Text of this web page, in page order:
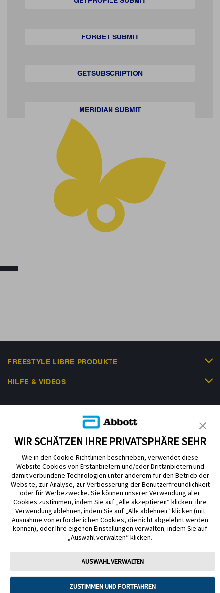
FORGET SUBMIT
GETSUBSCRIPTION
MERIDIAN SUBMIT
FREESTYLE LIBRE PRODUKTE
HILFE & VIDEOS
Impressum Nutzungsbedingungen
Datenschutzerklärung
Cookie Richtlinie
Barrierefreiheitserklärung
Mitteilung zur Datenverordnung
Cookie-Präferenzen
Copyright © 2026 Abbott. Alle Rechte vorbehalten. Libre, das
Designs sind das geistige Eigentum der Abbott Unternehmensgruppe in
ausgewählten Ländern.
Tandem Diabetes Care, Inc. Alle Rechte vorbehalten. Tandem Diabetes
WIR SCHÄTZEN IHRE PRIVATSPHÄRE SEHR
Wie in den Cookie-Richtlinien beschrieben, verwendet diese
Website Cookies von Erstanbietern und/oder Drittanbietern und
damit verbundene Technologien unter anderem für den Betrieb der
Website, zur Analyse, zur Verbesserung der Benutzerfreundlichkeit
oder für Werbezwecke. Sie können unserer Verwendung aller
Cookies zustimmen, indem Sie auf „Alle akzeptieren“ klicken, ihre
Verwendung ablehnen, indem Sie auf „Alle ablehnen“ klicken (mit
Ausnahme von erforderlichen Cookies, die nicht abgelehnt werden
können), oder Ihre eigenen Einstellungen verwalten, indem Sie auf
„Auswahl verwalten“ klicken.
AUSWAHL VERWALTEN
ZUSTIMMEN UND FORTFAHREN